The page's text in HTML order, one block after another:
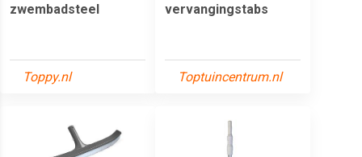
zwembadsteel
Toppy.nl
vervangingstabs
Toptuincentrum.nl